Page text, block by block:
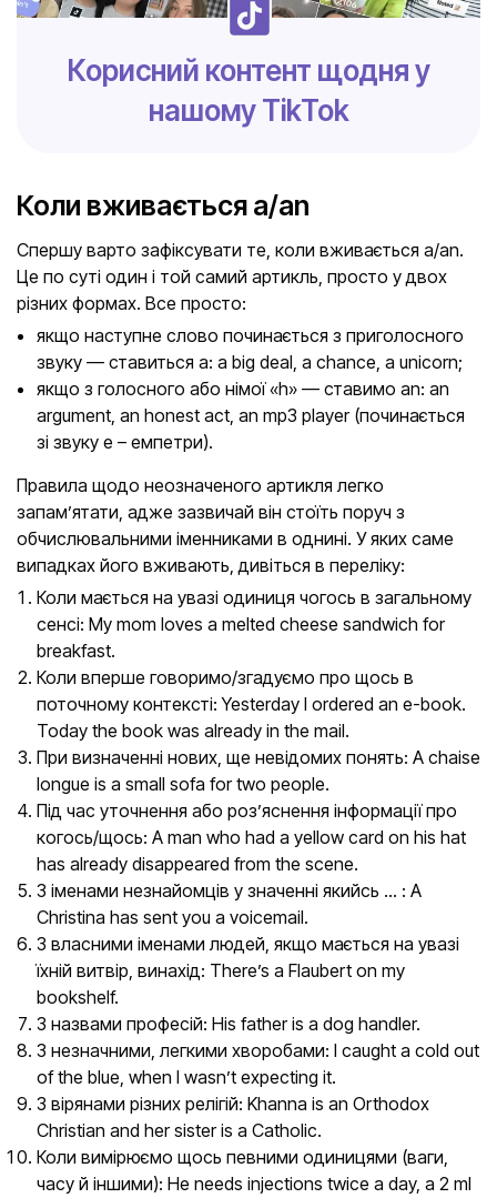
Корисний контент щодня у
нашому TikTok
Коли вживається a/an
Спершу варто зафіксувати те, коли вживається a/an.
Це по суті один і той самий артикль, просто у двох
різних формах. Все просто:
якщо наступне слово починається з приголосного
звуку — ставиться a: a big deal, a chance, a unicorn;
якщо з голосного або німої «h» — ставимо an: an
argument, an honest act, an mp3 player (починається
зі звуку e – емпетри).
Правила щодо неозначеного артикля легко
запам’ятати, адже зазвичай він стоїть поруч з
обчислювальними іменниками в однині. У яких саме
випадках його вживають, дивіться в переліку:
Коли мається на увазі одиниця чогось в загальному
сенсі: My mom loves a melted cheese sandwich for
breakfast.
Коли вперше говоримо/згадуємо про щось в
поточному контексті: Yesterday I ordered an e-book.
Today the book was already in the mail.
При визначенні нових, ще невідомих понять: A chaise
longue is a small sofa for two people.
Під час уточнення або роз’яснення інформації про
когось/щось: A man who had a yellow card on his hat
has already disappeared from the scene.
З іменами незнайомців у значенні якийсь … : A
Christina has sent you a voicemail.
З власними іменами людей, якщо мається на увазі
їхній витвір, винахід: There’s a Flaubert on my
bookshelf.
З назвами професій: His father is a dog handler.
З незначними, легкими хворобами: I caught a cold out
of the blue, when I wasn’t expecting it.
З вірянами різних релігій: Khanna is an Orthodox
Christian and her sister is a Catholic.
Коли вимірюємо щось певними одиницями (ваги,
часу й іншими): He needs injections twice a day, a 2 ml